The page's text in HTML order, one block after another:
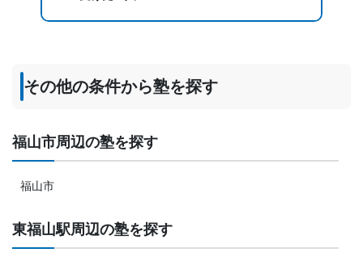
その他の条件から塾を探す
福山市周辺の塾を探す
福山市
東福山駅周辺の塾を探す